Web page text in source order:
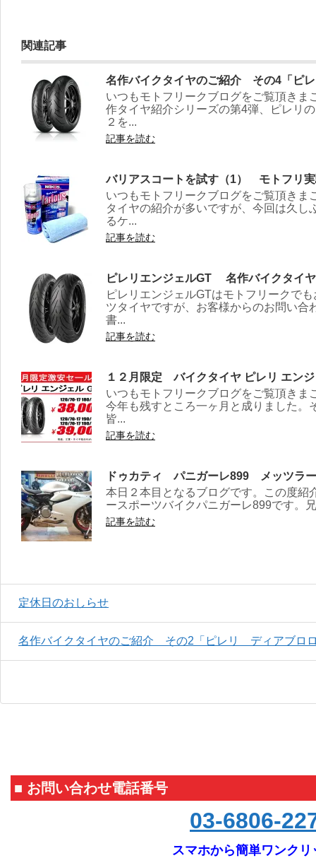
関連記事
名作バイクタイヤのご紹介 その4「ピ
いつもモトフリークブログをご覧頂きま
作タイヤ紹介シリーズの第4弾、ピレリ
２を...
記事を読む
バリアスコートを試す（1） モトフリ
いつもモトフリークブログをご覧頂きま
タイヤの紹介が多いですが、今回は久し
るケ...
記事を読む
ピレリエンジェルGT 名作バイクタイ
ピレリエンジェルGTはモトフリークで
ツタイヤですが、お客様からのお問い合
書...
記事を読む
１２月限定 バイクタイヤ ピレリ エン
いつもモトフリークブログをご覧頂きま
今年も残すところ一ヶ月と成りました。
皆...
記事を読む
ドゥカティ パニガーレ899 メッツラ
本日２本目となるブログです。この度紹
ースポーツバイクパニガーレ899です。
記事を読む
定休日のおしらせ
名作バイクタイヤのご紹介 その2「ピレリ ディアブロ
■ お問い合わせ電話番号
03-6806-
スマホから簡単ワンクリ